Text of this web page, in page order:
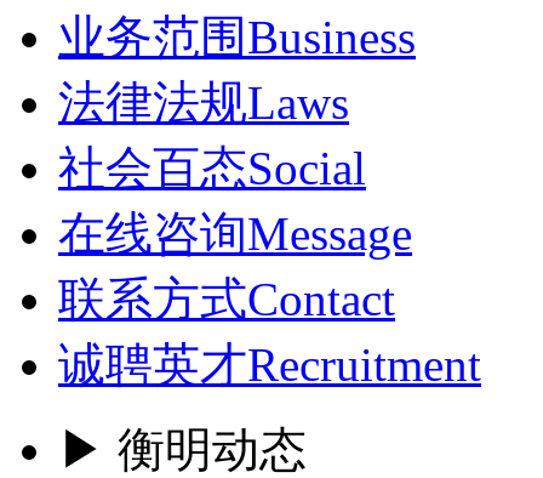
业务范围Business
法律法规Laws
社会百态Social
在线咨询Message
联系方式Contact
诚聘英才Recruitment
▶ 衡明动态